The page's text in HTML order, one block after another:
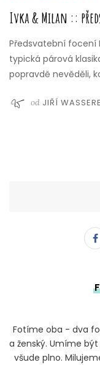
Ivka & Milan ::
Předsvatební focení
typická párová
popravdě nevěděli,
od JIŘÍ
Fotíme oba - dva
a ženský. Umíme
všude plno.